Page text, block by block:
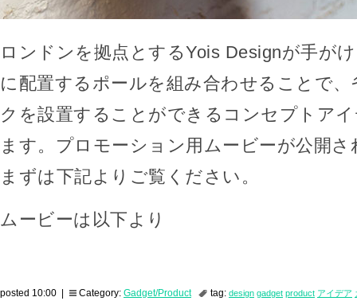
ロンドンを拠点とするYois Designが手が
に配置するポールを組み合わせることで
クを設置することができるコンセプトア
ます。プロモーション用ムービーが公開
まずは下記よりご覧ください。
ムービーは以下より
posted 10:00 | Category: Gadget/Product tag: design gadget product アイデア